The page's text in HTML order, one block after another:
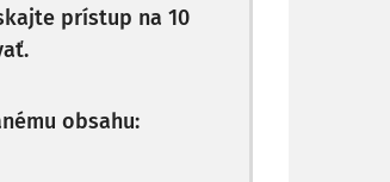
prístup na 10
obsahu: